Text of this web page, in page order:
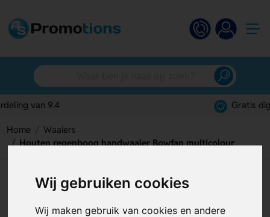
Wij gebruiken cookies
Wij maken gebruik van cookies en andere
Home
Waaiers
Houten regenboog handwaaier Bowfan multicolour
Houten regenboog handwaaier
Bowfan multicolour